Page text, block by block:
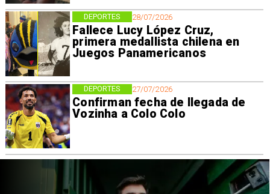
28/07/2026
Fallece Lucy López Cruz,
primera medallista chilena en
Juegos Panamericanos
DEPORTES
27/07/2026
Confirman fecha de llegada de
Vozinha a Colo Colo
DEPORTES